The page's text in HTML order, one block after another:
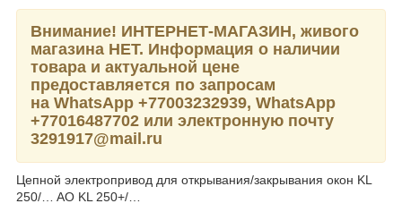
Внимание! ИНТЕРНЕТ-МАГАЗИН, живого
магазина НЕТ. Информация о наличии
товара и актуальной цене
предоставляется по запросам
на WhatsApp +77003232939, WhatsApp
+77016487702 или электронную почту
3291917@mail.ru
Цепной электропривод для открывания/закрывания окон KL
250/… AO KL 250+/…